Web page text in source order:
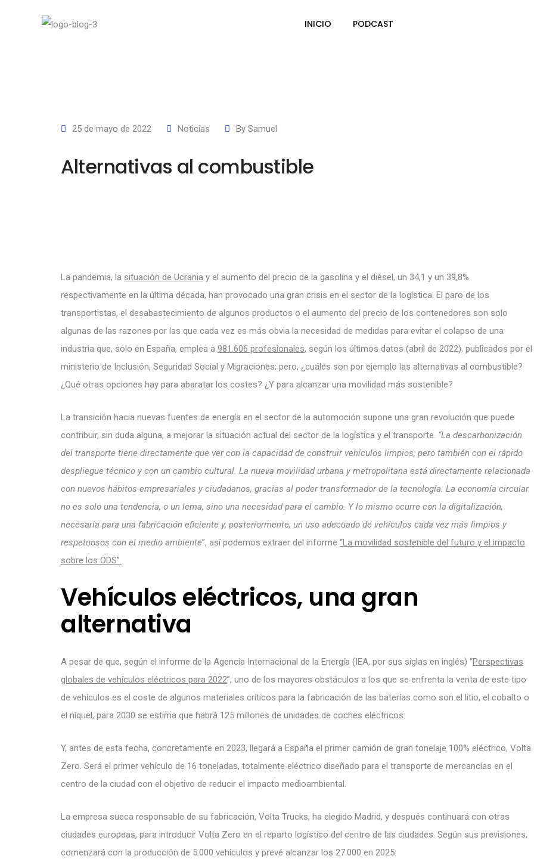
INICIO PODCAST
25 de mayo de 2022 Noticias By Samuel
Alternativas al combustible
La pandemia, la situación de Ucrania y el aumento del precio de la gasolina y el diésel, un 34,1 y un 39,8%
respectivamente en la última década, han provocado una gran crisis en el sector de la logística. El paro de los
transportistas, el desabastecimiento de algunos productos o el aumento del precio de los contenedores son solo
algunas de las razones por las que cada vez es más obvia la necesidad de medidas para evitar el colapso de una
industria que, solo en España, emplea a 981.606 profesionales, según los últimos datos (abril de 2022), publicados por el
ministerio de Inclusión, Seguridad Social y Migraciones; pero, ¿cuáles son por ejemplo las alternativas al combustible?
¿Qué otras opciones hay para abaratar los costes? ¿Y para alcanzar una movilidad más sostenible?
La transición hacia nuevas fuentes de energía en el sector de la automoción supone una gran revolución que puede
contribuir, sin duda alguna, a mejorar la situación actual del sector de la logística y el transporte. “La descarbonización
del transporte tiene directamente que ver con la capacidad de construir vehículos limpios, pero también con el rápido
despliegue técnico y con un cambio cultural. La nueva movilidad urbana y metropolitana está directamente relacionada
con nuevos hábitos empresariales y ciudadanos, gracias al poder transformador de la tecnología. La economía circular
no es solo una tendencia, o un lema, sino una necesidad para el cambio. Y lo mismo ocurre con la digitalización,
necesaria para una fabricación eficiente y, posteriormente, un uso adecuado de vehículos cada vez más limpios y
respetuosos con el medio ambiente”, así podemos extraer del informe “La movilidad sostenible del futuro y el impacto
sobre los ODS”.
Vehículos eléctricos, una gran
alternativa
A pesar de que, según el informe de la Agencia Internacional de la Energía (IEA, por sus siglas en inglés) “Perspectivas
globales de vehículos eléctricos para 2022”, uno de los mayores obstáculos a los que se enfrenta la venta de este tipo
de vehículos es el coste de algunos materiales críticos para la fabricación de las baterías como son el litio, el cobalto o
el níquel, para 2030 se estima que habrá 125 millones de unidades de coches eléctricos.
Y, antes de esta fecha, concretamente en 2023, llegará a España el primer camión de gran tonelaje 100% eléctrico, Volta
Zero. Será el primer vehículo de 16 toneladas, totalmente eléctrico diseñado para el transporte de mercancías en el
centro de la ciudad con el objetivo de reducir el impacto medioambiental.
La empresa sueca responsable de su fabricación, Volta Trucks, ha elegido Madrid, y después continuará con otras
ciudades europeas, para introducir Volta Zero en el reparto logístico del centro de las ciudades. Según sus previsiones,
comenzará con la producción de 5.000 vehículos y prevé alcanzar los 27.000 en 2025.